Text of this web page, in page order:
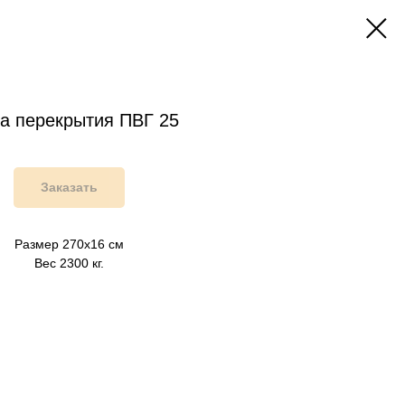
перекрытия ПВГ 25
Заказать
Размер 270х16 см
Вес 2300 кг.